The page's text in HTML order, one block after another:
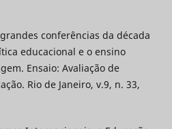
grandes conferências da década
educacional e o ensino
Ensaio: Avaliação de
Rio de Janeiro, v.9, n. 33,